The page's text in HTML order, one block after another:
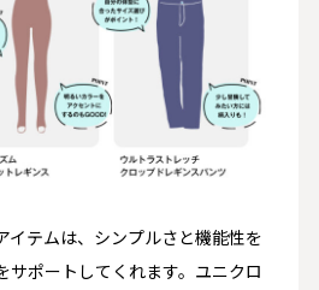
イテムは、シンプルさと機能性を
サポートしてくれます。ユニクロ